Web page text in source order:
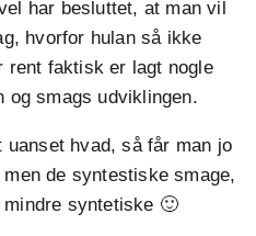
har besluttet, at man vil
hvorfor hulan så ikke
rent faktisk er lagt nogle
og smags udviklingen.
hvad, så får man jo
de syntestiske smage,
syntetiske 🙂